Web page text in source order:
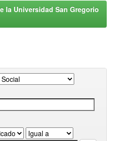
la Universidad San Gregorio